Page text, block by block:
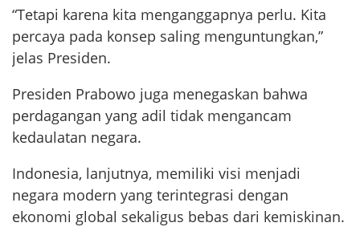
“Tetapi karena kita menganggapnya perlu. Kita
percaya pada konsep saling menguntungkan,”
jelas Presiden.
Presiden Prabowo juga menegaskan bahwa
perdagangan yang adil tidak mengancam
kedaulatan negara.
Indonesia, lanjutnya, memiliki visi menjadi
negara modern yang terintegrasi dengan
ekonomi global sekaligus bebas dari kemiskinan.